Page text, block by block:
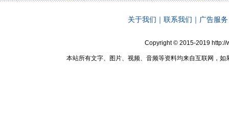
关于我们 ｜ 联系我们 ｜ 广告服务
Copyright © 2015-2019 http://
本站所有文字、图片、视频、音频等资料均来自互联网，